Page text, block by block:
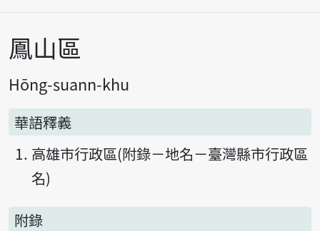
主內容區
鳳山區
Hōng-suann-khu
華語釋義
高雄市行政區(附錄－地名－臺灣縣市行政區
名)
附錄